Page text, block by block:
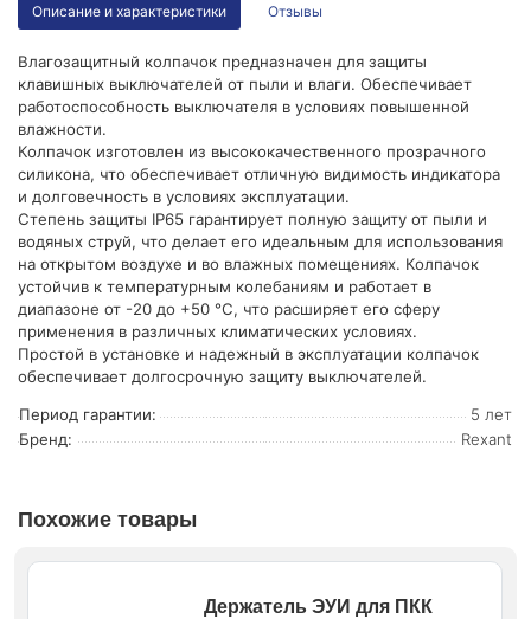
Описание и характеристики Отзывы
Влагозащитный колпачок предназначен для защиты
клавишных выключателей от пыли и влаги. Обеспечивает
работоспособность выключателя в условиях повышенной
влажности.
Колпачок изготовлен из высококачественного прозрачного
силикона, что обеспечивает отличную видимость индикатора
и долговечность в условиях эксплуатации.
Степень защиты IP65 гарантирует полную защиту от пыли и
водяных струй, что делает его идеальным для использования
на открытом воздухе и во влажных помещениях. Колпачок
устойчив к температурным колебаниям и работает в
диапазоне от -20 до +50 °C, что расширяет его сферу
применения в различных климатических условиях.
Простой в установке и надежный в эксплуатации колпачок
обеспечивает долгосрочную защиту выключателей.
Период гарантии:
5 лет
Бренд:
Rexant
Похожие товары
Держатель ЭУИ для ПКК